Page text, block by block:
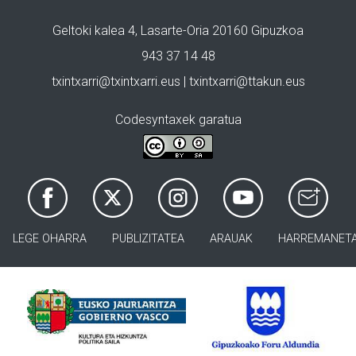
Geltoki kalea 4, Lasarte-Oria 20160 Gipuzkoa
943 37 14 48
txintxarri@txintxarri.eus | txintxarri@ttakun.eus
Codesyntaxek garatua
LEGE OHARRA PUBLIZITATEA ARAUAK